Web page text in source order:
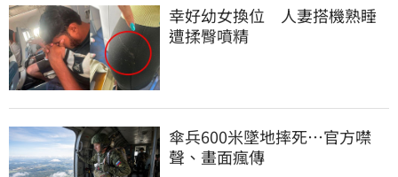
幸好幼女換位　人妻搭機熟睡
遭揉臀噴精
傘兵600米墜地摔死…官方噤
聲、畫面瘋傳